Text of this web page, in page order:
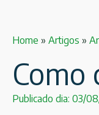
Home » Artigos »
Como
Publicado dia: 03/